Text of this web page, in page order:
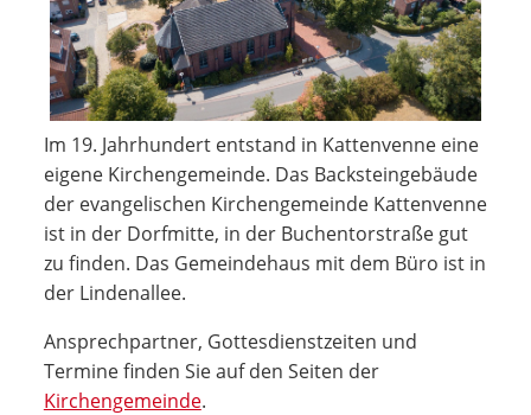
Im 19. Jahrhundert entstand in Kattenvenne eine
eigene Kirchengemeinde. Das Backsteingebäude
der evangelischen Kirchengemeinde Kattenvenne
ist in der Dorfmitte, in der Buchentorstraße gut
zu finden. Das Gemeindehaus mit dem Büro ist in
der Lindenallee.
Ansprechpartner, Gottesdienstzeiten und
Termine finden Sie auf den Seiten der
Kirchengemeinde.